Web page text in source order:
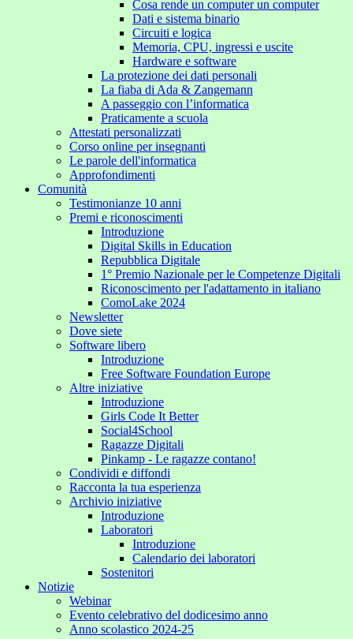
Cosa rende un computer un computer
Dati e sistema binario
Circuiti e logica
Memoria, CPU, ingressi e uscite
Hardware e software
La protezione dei dati personali
La fiaba di Ada & Zangemann
A passeggio con l’informatica
Praticamente a scuola
Attestati personalizzati
Corso online per insegnanti
Le parole dell'informatica
Approfondimenti
Comunità
Testimonianze 10 anni
Premi e riconoscimenti
Introduzione
Digital Skills in Education
Repubblica Digitale
1° Premio Nazionale per le Competenze Digitali
Riconoscimento per l'adattamento in italiano
ComoLake 2024
Newsletter
Dove siete
Software libero
Introduzione
Free Software Foundation Europe
Altre iniziative
Introduzione
Girls Code It Better
Social4School
Ragazze Digitali
Pinkamp - Le ragazze contano!
Condividi e diffondi
Racconta la tua esperienza
Archivio iniziative
Introduzione
Laboratori
Introduzione
Calendario dei laboratori
Sostenitori
Notizie
Webinar
Evento celebrativo del dodicesimo anno
Anno scolastico 2024-25